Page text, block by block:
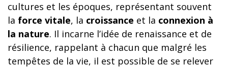
cultures et les époques, représentant souvent
la force vitale, la croissance et la connexion à
la nature. Il incarne l’idée de renaissance et de
résilience, rappelant à chacun que malgré les
tempêtes de la vie, il est possible de se relever